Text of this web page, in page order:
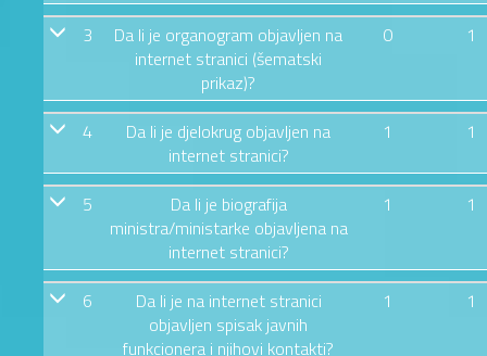
3
Da li je organogram objavljen na
internet stranici (šematski
prikaz)?
0 1
4
Da li je djelokrug objavljen na
internet stranici?
1 1
5
Da li je biografija
ministra/ministarke objavljena na
internet stranici?
1 1
6
Da li je na internet stranici
objavljen spisak javnih
funkcionera i njihovi kontakti?
1 1